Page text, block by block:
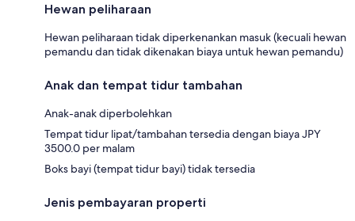
Hewan peliharaan
Hewan peliharaan tidak diperkenankan masuk (kecuali hewan
pemandu dan tidak dikenakan biaya untuk hewan pemandu)
Anak dan tempat tidur tambahan
Anak-anak diperbolehkan
Tempat tidur lipat/tambahan tersedia dengan biaya JPY
3500.0 per malam
Boks bayi (tempat tidur bayi) tidak tersedia
Jenis pembayaran properti